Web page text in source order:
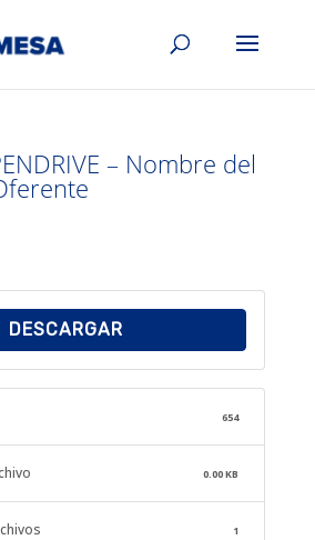
– Nombre del
DESCARGAR
654
0.00 KB
1